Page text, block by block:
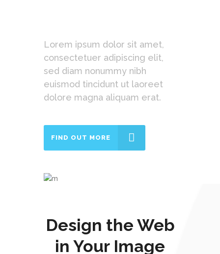
Lorem ipsum dolor sit amet,
consectetuer adipiscing elit,
sed diam nonummy nibh
euismod tincidunt ut laoreet
dolore magna aliquam erat.
FIND OUT MORE
Design the Web
in Your Image